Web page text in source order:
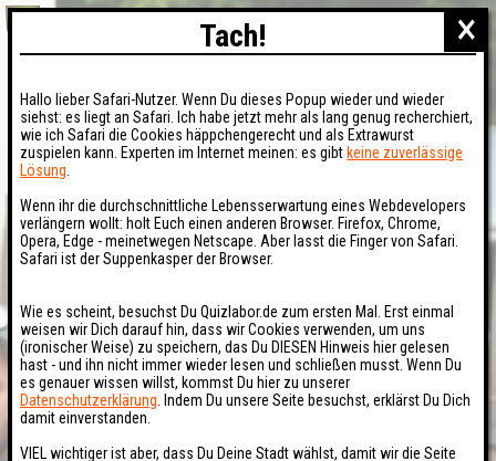
×
Tach!
Hallo lieber Safari-Nutzer. Wenn Du dieses Popup wieder und wieder
siehst: es liegt an Safari. Ich habe jetzt mehr als lang genug recherchiert,
wie ich Safari die Cookies häppchengerecht und als Extrawurst
zuspielen kann. Experten im Internet meinen: es gibt keine zuverlässige
Lösung
Wenn ihr die durchschnittliche Lebensserwartung eines Webdevelopers
verlängern wollt: holt Euch einen anderen Browser. Firefox, Chrome,
Opera, Edge - meinetwegen Netscape. Aber lasst die Finger von Safari.
Safari ist der Suppenkasper der Browser.
Wie es scheint, besuchst Du Quizlabor.de zum ersten Mal. Erst einmal
weisen wir Dich darauf hin, dass wir Cookies verwenden, um uns
(ironischer Weise) zu speichern, das Du DIESEN Hinweis hier gelesen
hast - und ihn nicht immer wieder lesen und schließen musst. Wenn Du
es genauer wissen willst, kommst Du hier zu unserer
Datenschutzerklärung . Indem Du unsere Seite besuchst, erklärst Du Dich
damit einverstanden.
VIEL wichtiger ist aber, dass Du Deine Stadt wählst, damit wir die Seite